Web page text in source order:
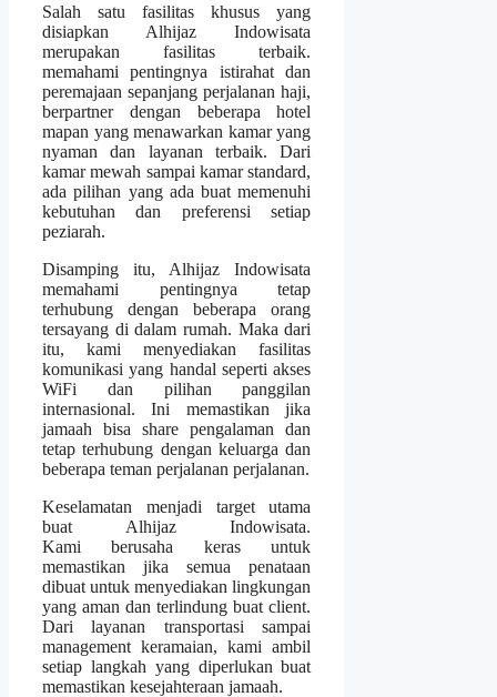
Salah satu fasilitas khusus yang
disiapkan Alhijaz Indowisata
merupakan fasilitas terbaik.
memahami pentingnya istirahat dan
peremajaan sepanjang perjalanan haji,
berpartner dengan beberapa hotel
mapan yang menawarkan kamar yang
nyaman dan layanan terbaik. Dari
kamar mewah sampai kamar standard,
ada pilihan yang ada buat memenuhi
kebutuhan dan preferensi setiap
peziarah.
Disamping itu, Alhijaz Indowisata
memahami pentingnya tetap
terhubung dengan beberapa orang
tersayang di dalam rumah. Maka dari
itu, kami menyediakan fasilitas
komunikasi yang handal seperti akses
WiFi dan pilihan panggilan
internasional. Ini memastikan jika
jamaah bisa share pengalaman dan
tetap terhubung dengan keluarga dan
beberapa teman perjalanan perjalanan.
Keselamatan menjadi target utama
buat Alhijaz Indowisata.
Kami berusaha keras untuk
memastikan jika semua penataan
dibuat untuk menyediakan lingkungan
yang aman dan terlindung buat client.
Dari layanan transportasi sampai
management keramaian, kami ambil
setiap langkah yang diperlukan buat
memastikan kesejahteraan jamaah.